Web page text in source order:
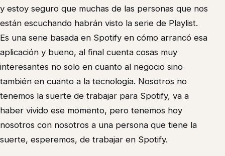
y estoy seguro que muchas de las personas que nos
están escuchando habrán visto la serie de Playlist.
Es una serie basada en Spotify en cómo arrancó esa
aplicación y bueno, al final cuenta cosas muy
interesantes no solo en cuanto al negocio sino
también en cuanto a la tecnología. Nosotros no
tenemos la suerte de trabajar para Spotify, va a
haber vivido ese momento, pero tenemos hoy
nosotros con nosotros a una persona que tiene la
suerte, esperemos, de trabajar en Spotify.